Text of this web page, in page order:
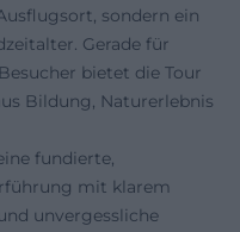
sondern ein
Gerade für
bietet die Tour
Bildung, Naturerlebnis
fundierte,
mit klarem
unvergessliche